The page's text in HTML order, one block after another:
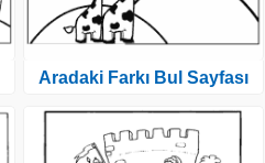
Aradaki Farkı Bul Sayfası